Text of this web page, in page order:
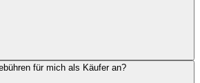
für mich als Käufer an?